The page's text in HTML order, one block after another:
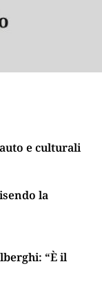
e culturali
la
“È il